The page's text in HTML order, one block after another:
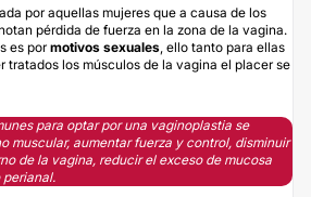
por aquellas mujeres que a causa de los
pérdida de fuerza en la zona de la vagina.
es por motivos sexuales , ello tanto para ellas
tratados los músculos de la vagina el placer se
para optar por una vaginoplastia se
muscular, aumentar fuerza y control, disminuir
de la vagina, reducir el exceso de mucosa